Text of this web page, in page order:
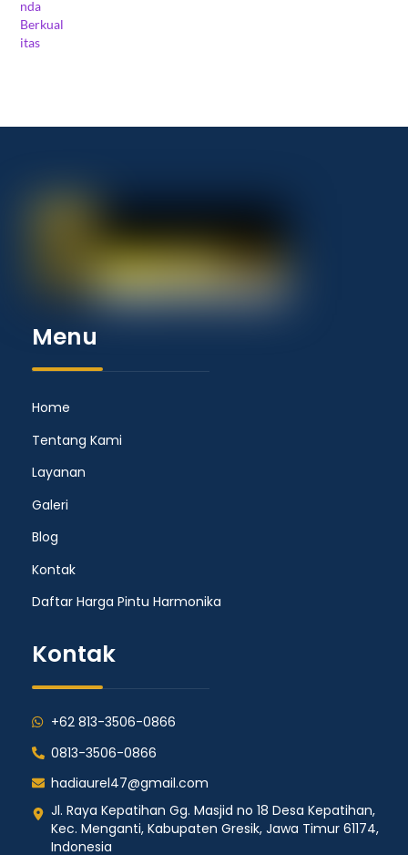
Menu
Home
Tentang Kami
Layanan
Galeri
Blog
Kontak
Daftar Harga Pintu Harmonika
Kontak
+62 813-3506-0866
0813-3506-0866
hadiaurel47@gmail.com
Jl. Raya Kepatihan Gg. Masjid no 18 Desa Kepatihan,
Kec. Menganti, Kabupaten Gresik, Jawa Timur 61174,
Indonesia